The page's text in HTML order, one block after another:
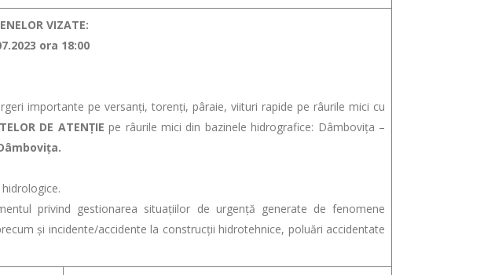
VIZATE:
ora 18:00
importante pe versanţi, torenţi, pâraie, viituri rapide pe râurile mici cu
DE ATENŢIE pe râurile mici din bazinele hidrografice: Dâmbovița –
privind gestionarea situațiilor de urgență generate de fenomene
și incidente/accidente la construcții hidrotehnice, poluări accidentate